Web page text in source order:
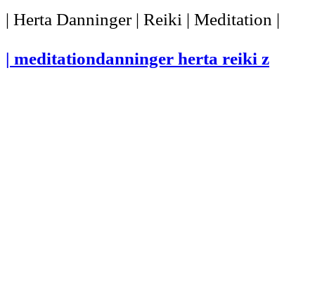
| Herta Danninger | Reiki | Meditation |
| meditationdanninger herta reiki z